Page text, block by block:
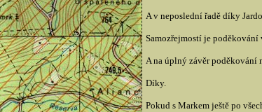
A v neposlední řadě díky
Samozřejmostí je poděkování
A na úplný závěr poděkování
Díky.
Pokud s Markem ještě po